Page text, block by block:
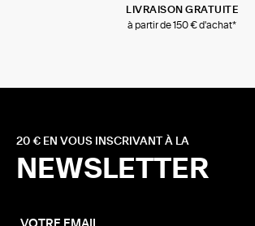
LIVRAISON GRATUITE
à partir de 150 € d'achat*
20 € EN VOUS INSCRIVANT À LA
NEWSLETTER